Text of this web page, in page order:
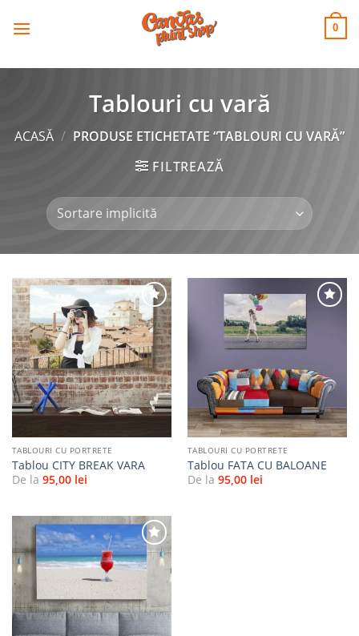
CANVAS
PRINT SHOP 0
Tablouri cu vară
ACASĂ / PRODUSE ETICHETATE “TABLOURI CU VARĂ”
FILTREAZĂ
Adaugă
la
favorite
TABLOURI CU PORTRETE
Tablou CITY BREAK VARA
De la 95,00 lei
Adaugă
favorite
TABLOURI CU PORTRETE
Tablou FATA CU BALOANE
De la 95,00 lei
favorite